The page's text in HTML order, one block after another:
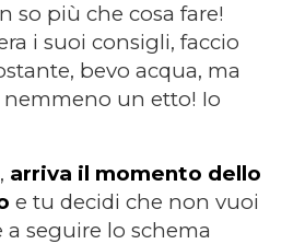
so più che cosa fare!
i suoi consigli, faccio
bevo acqua, ma
un etto! Io
arriva il momento dello
e tu decidi che non vuoi
seguire lo schema